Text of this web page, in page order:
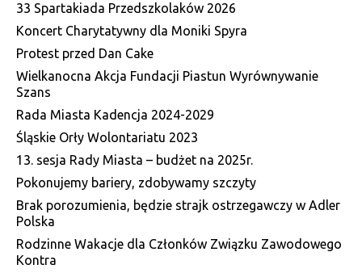
33 Spartakiada Przedszkolaków 2026
Koncert Charytatywny dla Moniki Spyra
Protest przed Dan Cake
Wielkanocna Akcja Fundacji Piastun Wyrównywanie
Szans
Rada Miasta Kadencja 2024-2029
Śląskie Orły Wolontariatu 2023
13. sesja Rady Miasta – budżet na 2025r.
Pokonujemy bariery, zdobywamy szczyty
Brak porozumienia, będzie strajk ostrzegawczy w Adler
Polska
Rodzinne Wakacje dla Członków Związku Zawodowego
Kontra